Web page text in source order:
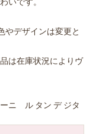
やデザインは変更と
は在庫状況によりヴ
ニ ル タン デ ジタ